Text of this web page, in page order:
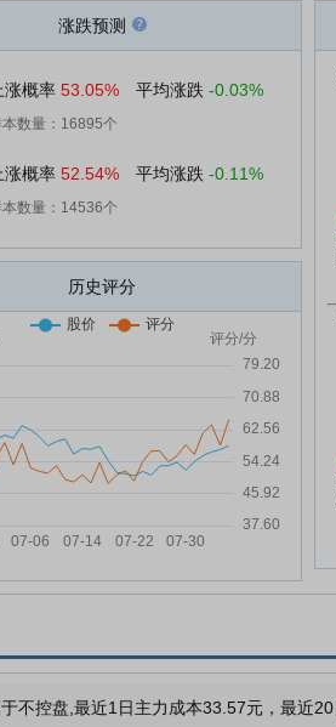
涨跌预测
涨概率 53.05% 平均涨跌 -0.03%
数量：16895个
涨概率 52.54% 平均涨跌 -0.11%
数量：14536个
历史评分
不控盘,最近1日主力成本33.57元，最近